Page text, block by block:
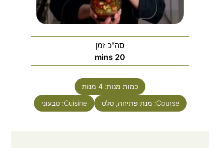
סה"כ זמן
20 דק'
mins
כמות מנות: 4 מנות
Course: מנת פתיחה, סלט Cuisine: טבעוני